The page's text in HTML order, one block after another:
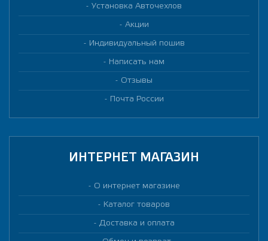
Установка Авточехлов
Акции
Индивидуальный пошив
Написать нам
Отзывы
Почта России
ИНТЕРНЕТ МАГАЗИН
О интернет магазине
Каталог товаров
Доставка и оплата